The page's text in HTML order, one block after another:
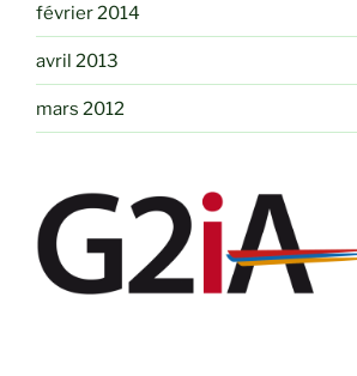
février 2014
avril 2013
mars 2012